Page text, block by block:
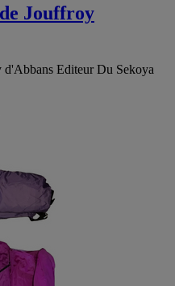
Jouffroy
Editeur Du Sekoya